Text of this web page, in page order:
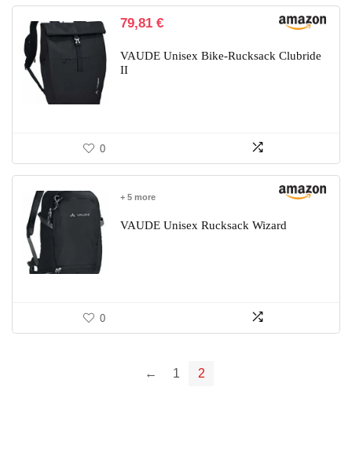
79,81 €
VAUDE Unisex Bike-Rucksack Clubride
II
0
+ 5 more
VAUDE Unisex Rucksack Wizard
0
← 1 2